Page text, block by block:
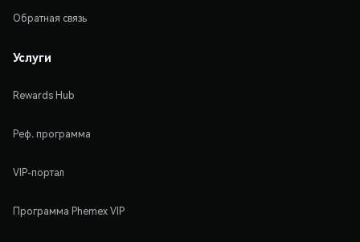
Обратная связь
Услуги
Rewards Hub
Реф. программа
VIP-портал
Программа Phemex VIP